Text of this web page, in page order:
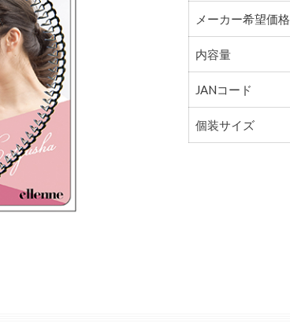
メーカー希望価格
内容量
JANコード
個装サイズ